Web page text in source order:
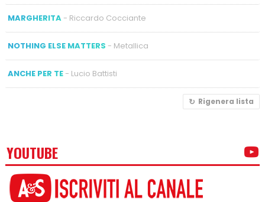
MARGHERITA- Riccardo Cocciante
NOTHING ELSE MATTERS - Metallica
ANCHE PER TE- Lucio Battisti
Rigenera lista
YOUTUBE